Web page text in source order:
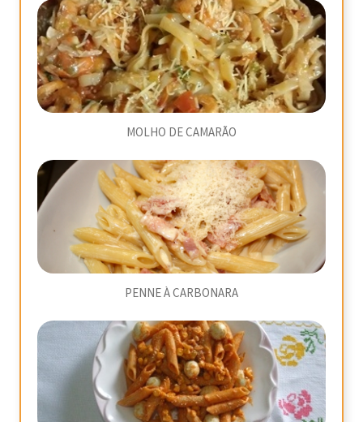
MOLHO DE CAMARÃO
PENNE À CARBONARA